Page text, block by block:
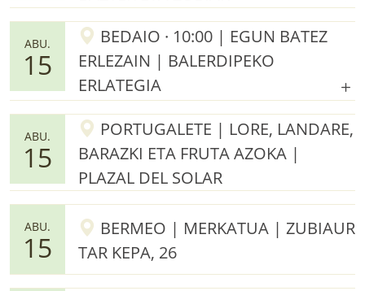
ABU.
15
BEDAIO · 10:00 | EGUN BATEZ
ERLEZAIN | BALERDIPEKO
ERLATEGIA
ABU.
15
PORTUGALETE | LORE, LANDARE,
BARAZKI ETA FRUTA AZOKA |
PLAZAL DEL SOLAR
ABU.
15
BERMEO | MERKATUA | ZUBIAUR
TAR KEPA, 26